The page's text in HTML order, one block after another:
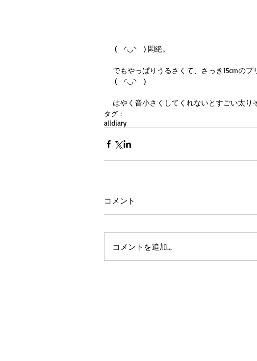
(　◜◡◝　) 悶絶。
でもやっぱりうるさくて、さっき15cmのプ
(　◜◡◝　)
はやく音小さくしてくれないとすごい太り
タグ：
alldiary
コメント
コメントを追加…